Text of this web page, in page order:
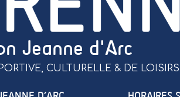
Jeanne d'Arc
CULTURELLE & DE LOISIRS